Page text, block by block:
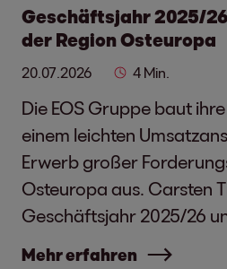
Geschäftsjahr 2025/
der Region Osteuropa
20.07.2026 4 Min.
Die EOS Gruppe baut
einem leichten
Erwerb großer
Osteuropa aus. Carsten
Geschäftsjahr 2025/26
Mehr erfahren